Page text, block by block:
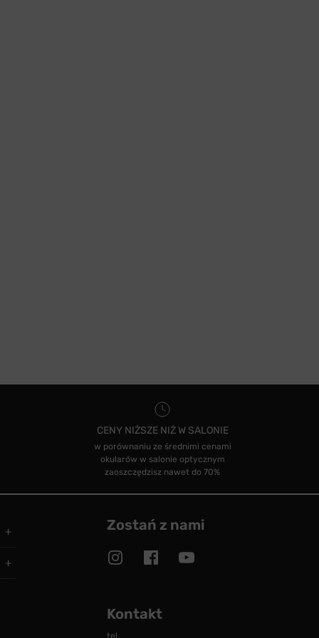
CENY NIŻSZE NIŻ W SALONIE
w porównaniu ze średnimi cenami
okularów w salonie optycznym
zaoszczędzisz nawet do 70%
Zostań z nami
Kontakt
tel.